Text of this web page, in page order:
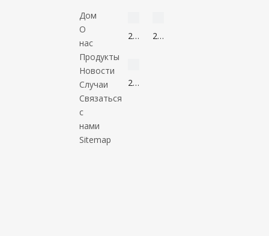
Дом
О
нас
Продукты
Новости
Случаи
Связаться
с
нами
Sitemap
2-
6
2-
2-